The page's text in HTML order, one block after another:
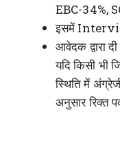
EBC-34%,
इसमें
आवेदक द्वारा
यदि किसी भी
स्थिति में
अनुसार रिक्त